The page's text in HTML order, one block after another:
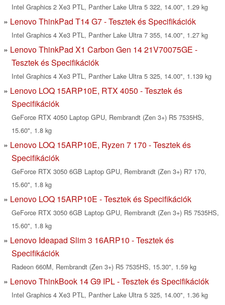
Intel Graphics 2 Xe3 PTL, Panther Lake Ultra 5 322, 14.00", 1.29 kg
Lenovo ThinkPad T14 G7 - Tesztek és Specifikációk
Intel Graphics 4 Xe3 PTL, Panther Lake Ultra 7 355, 14.00", 1.27 kg
Lenovo ThinkPad X1 Carbon Gen 14 21V70075GE -
Tesztek és Specifikációk
Intel Graphics 4 Xe3 PTL, Panther Lake Ultra 5 325, 14.00", 1.139 kg
Lenovo LOQ 15ARP10E, RTX 4050 - Tesztek és
Specifikációk
GeForce RTX 4050 Laptop GPU, Rembrandt (Zen 3+) R5 7535HS,
15.60", 1.8 kg
Lenovo LOQ 15ARP10E, Ryzen 7 170 - Tesztek és
Specifikációk
GeForce RTX 3050 6GB Laptop GPU, Rembrandt (Zen 3+) R7 170,
15.60", 1.8 kg
Lenovo LOQ 15ARP10E - Tesztek és Specifikációk
GeForce RTX 3050 6GB Laptop GPU, Rembrandt (Zen 3+) R5 7535HS,
15.60", 1.8 kg
Lenovo Ideapad Slim 3 16ARP10 - Tesztek és
Specifikációk
Radeon 660M, Rembrandt (Zen 3+) R5 7535HS, 15.30", 1.59 kg
Lenovo ThinkBook 14 G9 IPL - Tesztek és Specifikációk
Intel Graphics 4 Xe3 PTL, Panther Lake Ultra 5 325, 14.00", 1.36 kg